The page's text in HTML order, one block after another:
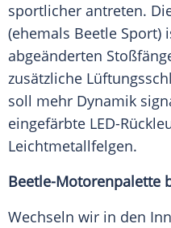
sportlicher antreten.
(ehemals Beetle Sport)
abgeänderten
zusätzliche
soll mehr Dynamik
eingefärbte LED-
Leichtmetallfelgen.
Beetle-Motorenpalette
Wechseln wir in den